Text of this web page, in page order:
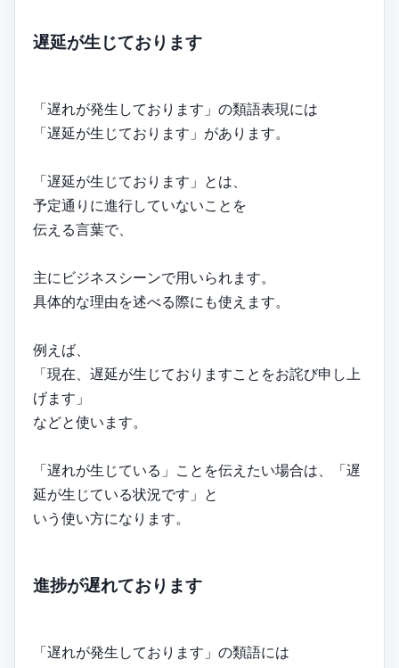
遅延が生じております
「遅れが発生しております」の類語表現には
「遅延が生じております」があります。
「遅延が生じております」とは、
予定通りに進行していないことを
伝える言葉で、
主にビジネスシーンで用いられます。
具体的な理由を述べる際にも使えます。
例えば、
「現在、遅延が生じておりますことをお詫び申し上
げます」
などと使います。
「遅れが生じている」ことを伝えたい場合は、「遅
延が生じている状況です」と
いう使い方になります。
進捗が遅れております
「遅れが発生しております」の類語には